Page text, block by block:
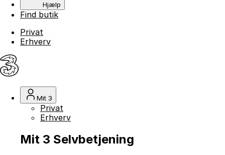
Hjælp
Find butik
Privat
Erhverv
Mit 3
Privat
Erhverv
Mit 3 Selvbetjening